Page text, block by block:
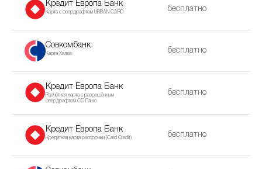
Кредит Европа Банк
Карта с овердрафтом URBAN CARD бесплатно
Совкомбанк
Карта Халва бесплатно
Кредит Европа Банк
Расчётная карта с разрешённым
овердрафтом CC Плюс
бесплатно
Кредит Европа Банк
Кредитная карта рассрочки (Сard Сredit) бесплатно